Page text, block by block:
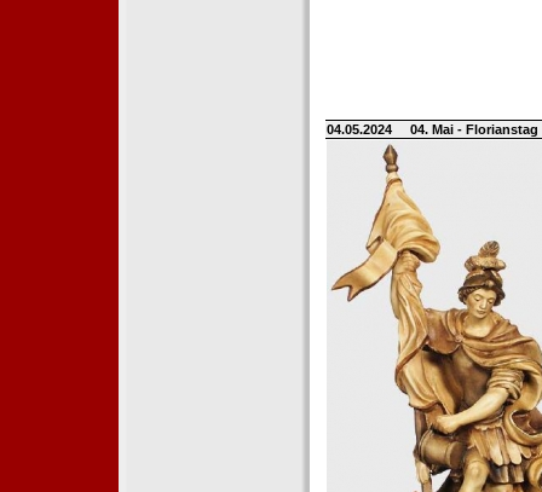
04.05.2024 04. Mai -